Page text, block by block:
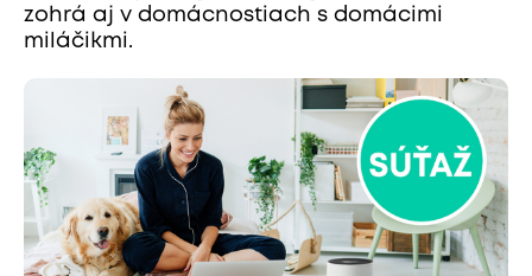
zohrá aj v domácnostiach s domácimi
miláčikmi.